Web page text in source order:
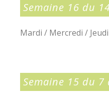
Semaine 16 du
Mardi / Mercredi /
Semaine 15 du